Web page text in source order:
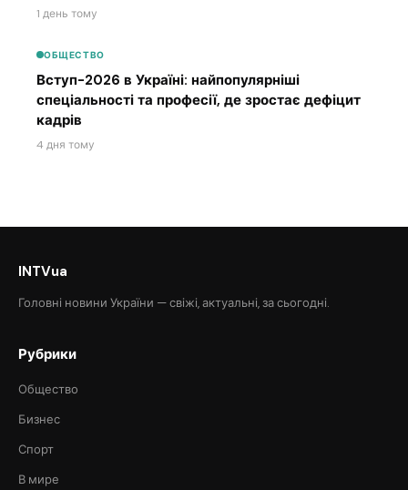
1 день тому
ОБЩЕСТВО
Вступ-2026 в Україні: найпопулярніші
спеціальності та професії, де зростає дефіцит
кадрів
4 дня тому
INTVua
Головні новини України — свіжі, актуальні, за сьогодні.
Рубрики
Общество
Бизнес
Спорт
В мире